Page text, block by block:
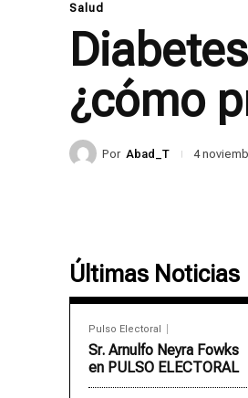
Salud
¿cómo
Por Abad_T 4
Últimas Noticias
Pulso Electoral
Sr. Arnulfo Neyra Fowks
en PULSO ELECTORAL